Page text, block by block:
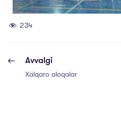
234
Avvalgi
Xalqaro aloqalar